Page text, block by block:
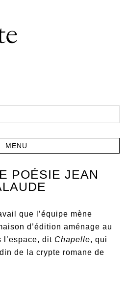
POÉSIE JEAN
que l’équipe mène
d’édition aménage au
l’espace, dit Chapelle, qui
de la crypte romane de